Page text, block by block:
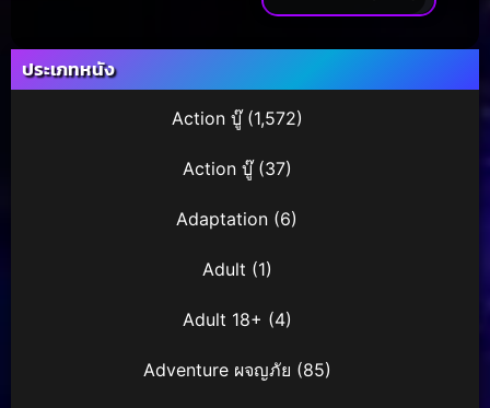
ประเภทหนัง
Action บู๊(1,572)
Action บู๊(37)
Adaptation (6)
Adult (1)
Adult 18+ (4)
Adventure ผจญภัย (85)